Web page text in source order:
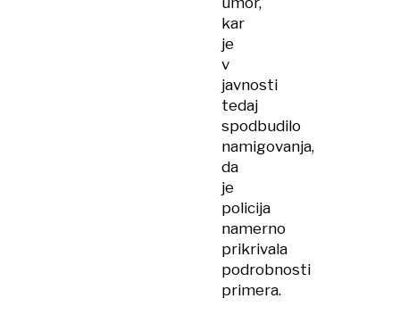
kar
je
v
javnosti
tedaj
spodbudilo
namigovanja,
da
je
policija
namerno
prikrivala
podrobnosti
primera.